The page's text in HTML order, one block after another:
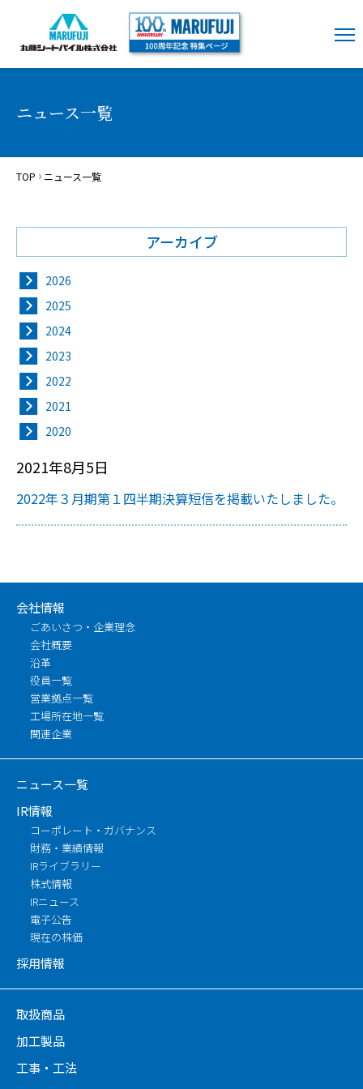
ニュース一覧
TOP ニュース一覧
アーカイブ
2026
2025
2024
2023
2022
2021
2020
2021年8月5日
2022年３月期第１四半期決算短信を掲載いたしました。
会社情報
ごあいさつ・企業理念
会社概要
沿革
役員一覧
営業拠点一覧
工場所在地一覧
関連企業
ニュース一覧
IR情報
コーポレート・ガバナンス
財務・業績情報
IRライブラリー
株式情報
IRニュース
電子公告
現在の株価
採用情報
取扱商品
加工製品
工事・工法